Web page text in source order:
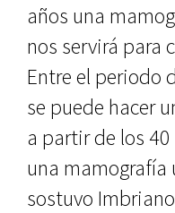
años una
nos servirá para
Entre el periodo
se puede hacer
a partir de los
una mamografía
sostuvo